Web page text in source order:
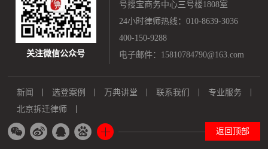
关注微信公众号
号搜宝商务中心三号楼1808室
24小时律师热线：010-8639-3036
400-150-9288
电子邮件：15810784790@163.com
新闻 选登案例 万典讲堂 联系我们
专业服务
北京拆迁律师
返回顶部